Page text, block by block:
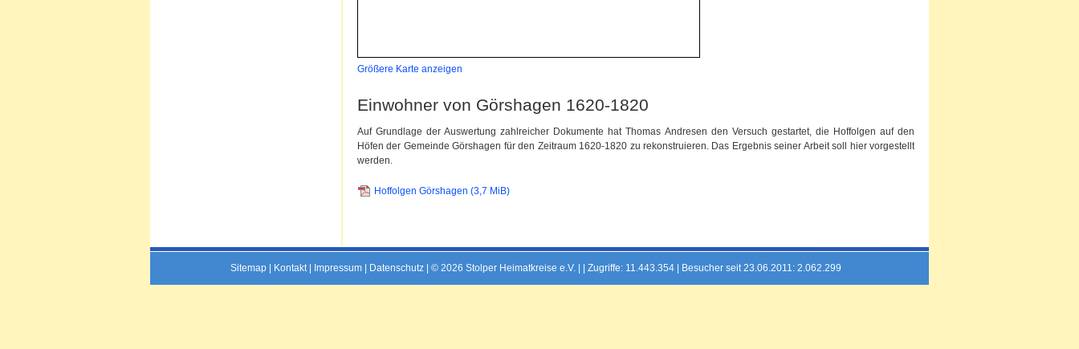
Größere Karte anzeigen
Einwohner von Görshagen 1620-1820
Auf Grundlage der Auswertung zahlreicher Dokumente hat Thomas Andresen den Versuch gestartet, die Hoffolgen auf den
Höfen der Gemeinde Görshagen für den Zeitraum 1620-1820 zu rekonstruieren. Das Ergebnis seiner Arbeit soll hier vorgestellt
werden.
Hoffolgen Görshagen (3,7 MiB)
Sitemap | Kontakt | Impressum | Datenschutz | © 2026 Stolper Heimatkreise e.V. | | Zugriffe: 11.443.354 | Besucher seit 23.06.2011: 2.062.299